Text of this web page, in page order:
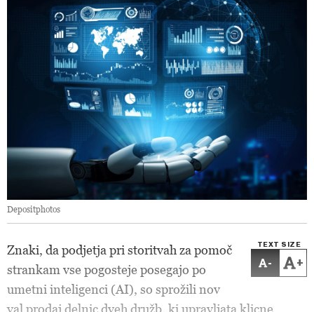
Depositphotos
TEXT SIZE
- +
Znaki, da podjetja pri storitvah za pomoč
strankam vse pogosteje posegajo po
umetni inteligenci (AI), so sprožili nov
val prodaj delnic dveh družb, ki upravljata klicne